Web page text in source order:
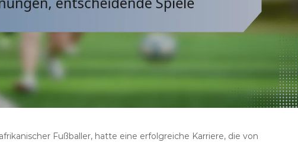
Fußballer, hatte eine erfolgreiche Karriere, die von